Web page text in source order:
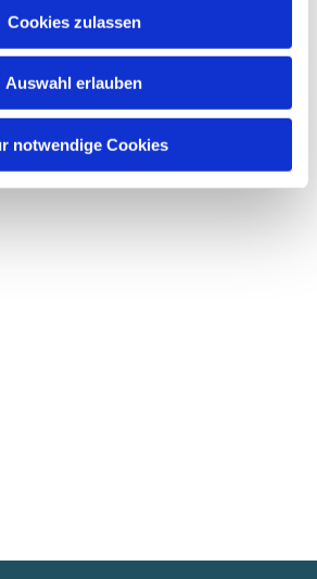
Cookies zulassen
Auswahl erlauben
notwendige Cookies